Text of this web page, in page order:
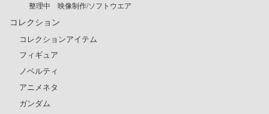
整理中 映像制作/ソフトウエア
コレクション
コレクションアイテム
フィギュア
ノベルティ
アニメネタ
ガンダム